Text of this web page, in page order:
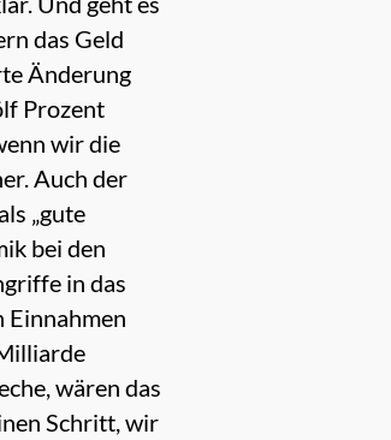
das Geld
Änderung
Prozent
wir die
Auch der
„gute
bei den
in das
Einnahmen
wären das
Schritt, wir